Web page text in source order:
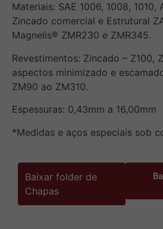
Materiais: SAE 1006, 1008, 1010,
Zincado comercial e Estrutural
Magnelis® ZMR230 e ZMR345.
Revestimentos: Zincado – Z100,
aspectos minimizado e
ZM90 ao ZM310.
Espessuras: 0,43mm a 16,00mm
*Medidas e aços especiais sob
Baixar folder de
Chapas